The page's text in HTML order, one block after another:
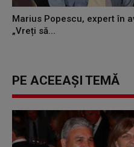
Marius Popescu, expert în
„Vreți să...
PE ACEEAȘI TEMĂ